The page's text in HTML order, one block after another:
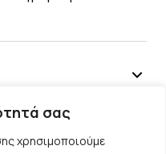
σας
χρησιμοποιούμε